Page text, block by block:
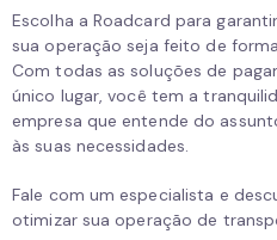
Escolha a Roadcard para
sua operação seja feito de
Com todas as soluções de
único lugar, você tem a
empresa que entende do
às suas necessidades.
Fale com um especialista e
otimizar sua operação de